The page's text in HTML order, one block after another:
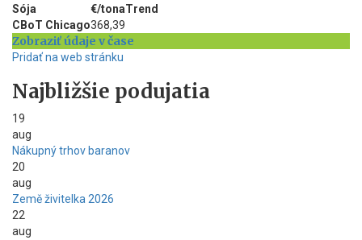
Sója
€/tonaTrend
CBoT Chicago368,39
Zobraziť údaje v čase
Pridať na web stránku
Najbližšie podujatia
19
aug
Nákupný trhov baranov
20
aug
Země živitelka 2026
22
aug